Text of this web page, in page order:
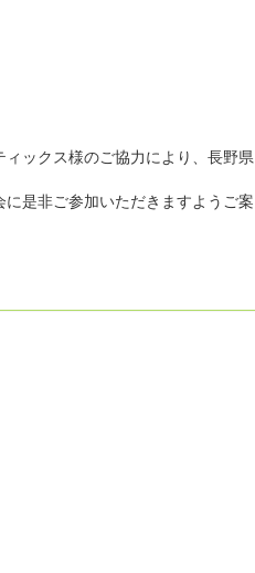
ックス様のご協力により、長野県
是非ご参加いただきますようご案